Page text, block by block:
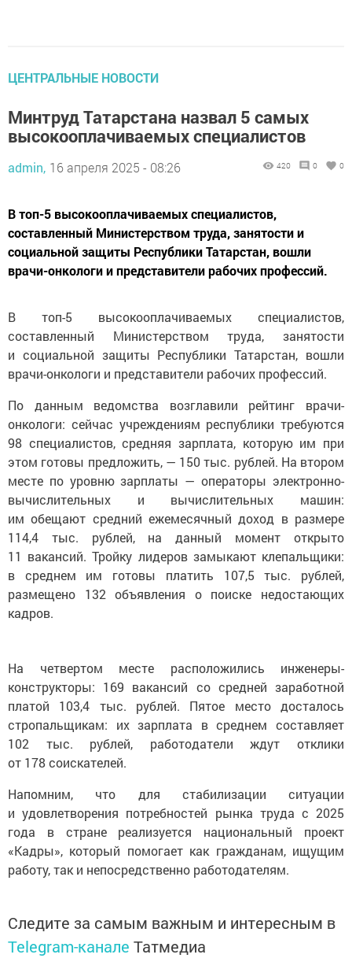
ЦЕНТРАЛЬНЫЕ НОВОСТИ
Минтруд Татарстана назвал 5 самых
высокооплачиваемых специалистов
admin, 16 апреля 2025 - 08:26 420 0 0
В топ-5 высокооплачиваемых специалистов,
составленный Министерством труда, занятости и
социальной защиты Республики Татарстан, вошли
врачи-онкологи и представители рабочих профессий.
В топ-5 высокооплачиваемых специалистов,
составленный Министерством труда, занятости
и социальной защиты Республики Татарстан, вошли
врачи-онкологи и представители рабочих профессий.
По данным ведомства возглавили рейтинг врачи-
онкологи: сейчас учреждениям республики требуются
98 специалистов, средняя зарплата, которую им при
этом готовы предложить, — 150 тыс. рублей. На втором
месте по уровню зарплаты — операторы электронно-
вычислительных и вычислительных машин:
им обещают средний ежемесячный доход в размере
114,4 тыс. рублей, на данный момент открыто
11 вакансий. Тройку лидеров замыкают клепальщики:
в среднем им готовы платить 107,5 тыс. рублей,
размещено 132 объявления о поиске недостающих
кадров.
На четвертом месте расположились инженеры-
конструкторы: 169 вакансий со средней заработной
платой 103,4 тыс. рублей. Пятое место досталось
стропальщикам: их зарплата в среднем составляет
102 тыс. рублей, работодатели ждут отклики
от 178 соискателей.
Напомним, что для стабилизации ситуации
и удовлетворения потребностей рынка труда с 2025
года в стране реализуется национальный проект
«Кадры», который помогает как гражданам, ищущим
работу, так и непосредственно работодателям.
Следите за самым важным и интересным в
Telegram-канале Татмедиа